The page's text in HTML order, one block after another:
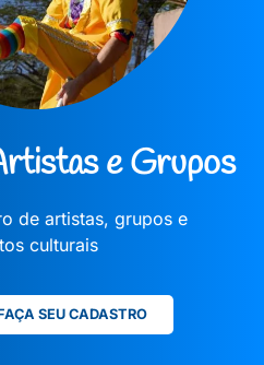
e Grupos
de artistas, grupos e
culturais
SEU CADASTRO